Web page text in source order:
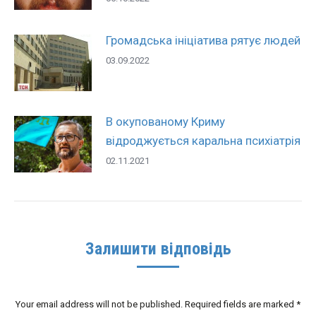
Громадська ініціатива рятує людей
03.09.2022
В окупованому Криму
відроджується каральна психіатрія
02.11.2021
Залишити відповідь
Your email address will not be published. Required fields are marked *